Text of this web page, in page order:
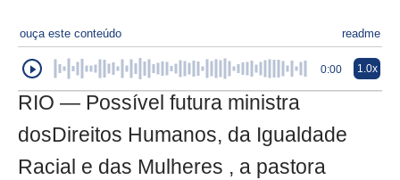
ouça este conteúdo readme
0:00 1.0x
RIO — Possível futura ministra
dosDireitos Humanos, da Igualdade
Racial e das Mulheres , a pastora